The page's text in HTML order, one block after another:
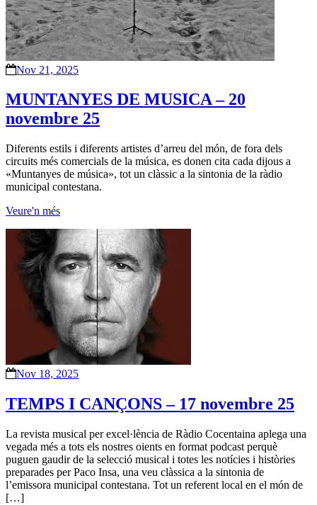
Nov 21, 2025
MUNTANYES DE MUSICA – 20
novembre 25
Diferents estils i diferents artistes d’arreu del món, de fora dels
circuits més comercials de la música, es donen cita cada dijous a
«Muntanyes de música», tot un clàssic a la sintonia de la ràdio
municipal contestana.
Veure'n més
Nov 18, 2025
TEMPS I CANÇONS – 17 novembre 25
La revista musical per excel·lència de Ràdio Cocentaina aplega una
vegada més a tots els nostres oients en format podcast perquè
puguen gaudir de la selecció musical i totes les notícies i històries
preparades per Paco Insa, una veu clàssica a la sintonia de
l’emissora municipal contestana. Tot un referent local en el món de
[…]